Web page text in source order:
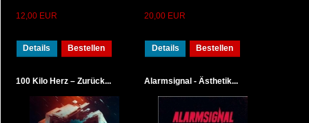
12,00 EUR
Details Bestellen
20,00 EUR
Details Bestellen
100 Kilo Herz – Zurück... Alarmsignal - Ästhetik...